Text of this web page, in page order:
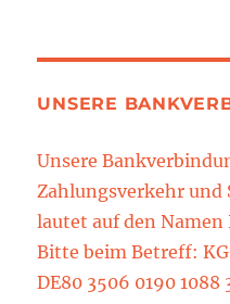
UNSERE
Unsere
Zahlungsverkehr und
lautet auf den
Bitte beim Betreff:
DE80 3506 0190 1088